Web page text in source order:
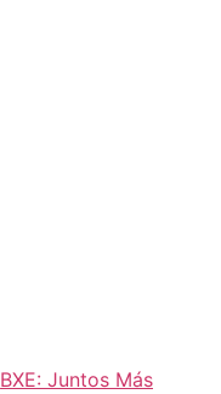
BXE: Juntos Más